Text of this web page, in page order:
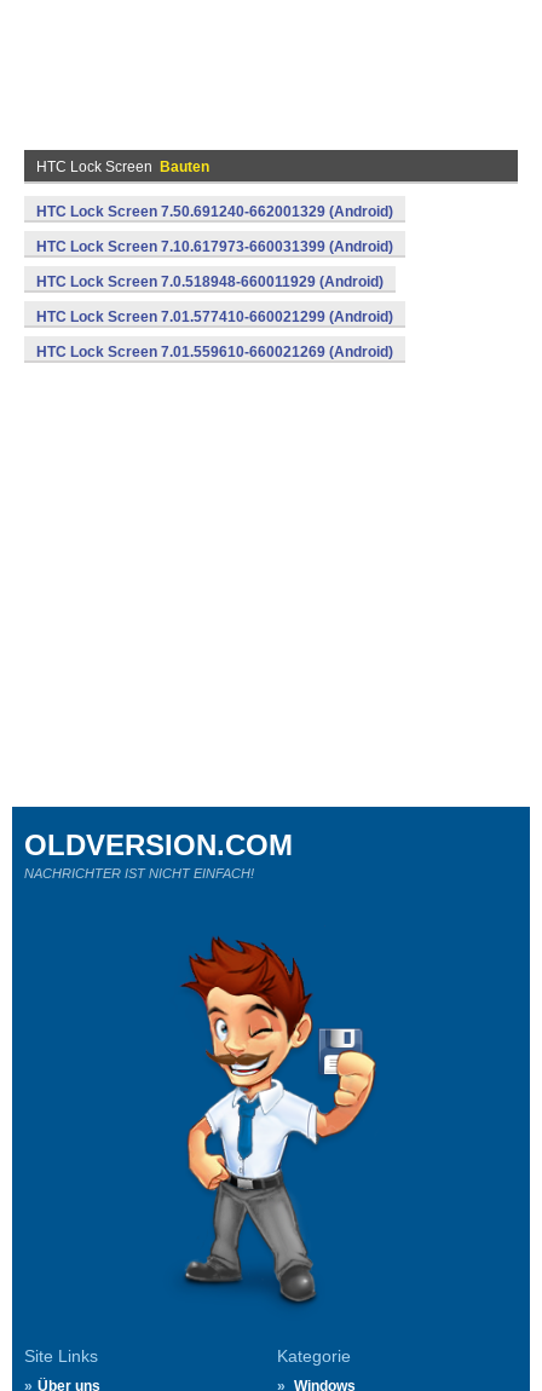
HTC Lock Screen Bauten
HTC Lock Screen 7.50.691240-662001329 (Android)
HTC Lock Screen 7.10.617973-660031399 (Android)
HTC Lock Screen 7.0.518948-660011929 (Android)
HTC Lock Screen 7.01.577410-660021299 (Android)
HTC Lock Screen 7.01.559610-660021269 (Android)
Site Links
Über uns
Kategorie
Windows
OLDVERSION.COM
NACHRICHTER IST NICHT EINFACH!